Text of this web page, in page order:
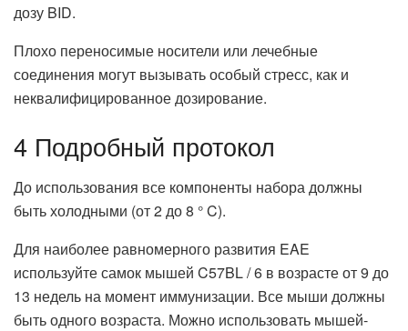
дозу BID.
Плохо переносимые носители или лечебные
соединения могут вызывать особый стресс, как и
неквалифицированное дозирование.
4 Подробный протокол
До использования все компоненты набора должны
быть холодными (от 2 до 8 ° C).
Для наиболее равномерного развития EAE
используйте самок мышей C57BL / 6 в возрасте от 9 до
13 недель на момент иммунизации. Все мыши должны
быть одного возраста. Можно использовать мышей-